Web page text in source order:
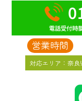
電話受付時
営業時間
対応エリア：奈